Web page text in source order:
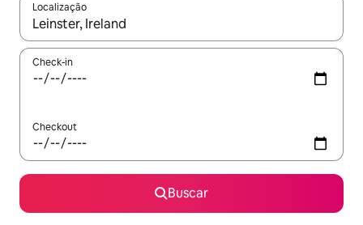
Localização
Quando os resultados estiverem disponíveis, explore-os
Check-in
Checkout
Buscar